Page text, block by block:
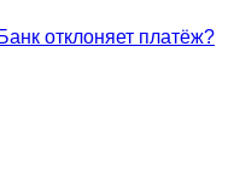
Банк отклоняет платёж?